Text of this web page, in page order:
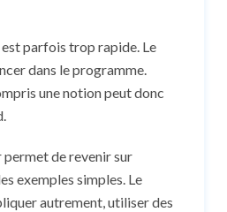
est parfois trop rapide. Le
dans le programme.
une notion peut donc
de revenir sur
exemples simples. Le
autrement, utiliser des